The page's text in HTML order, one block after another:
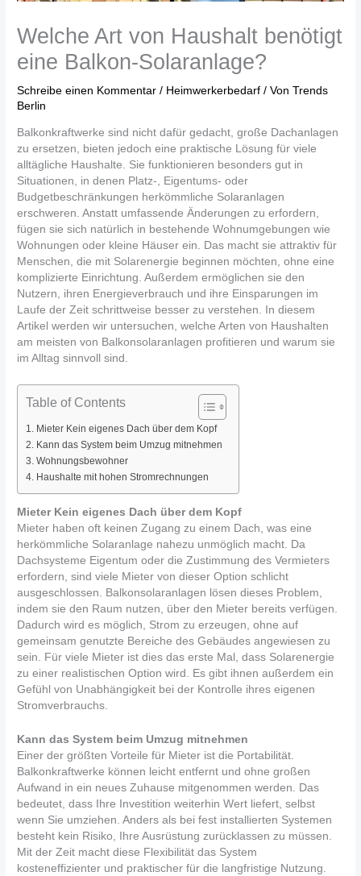
Welche Art von Haushalt benötigt
eine Balkon-Solaranlage?
Schreibe einen Kommentar / Heimwerkerbedarf / VonTrends
Berlin
Balkonkraftwerke sind nicht dafür gedacht, große Dachanlagen
zu ersetzen, bieten jedoch eine praktische Lösung für viele
alltägliche Haushalte. Sie funktionieren besonders gut in
Situationen, in denen Platz-, Eigentums- oder
Budgetbeschränkungen herkömmliche Solaranlagen
erschweren. Anstatt umfassende Änderungen zu erfordern,
fügen sie sich natürlich in bestehende Wohnumgebungen wie
Wohnungen oder kleine Häuser ein. Das macht sie attraktiv für
Menschen, die mit Solarenergie beginnen möchten, ohne eine
komplizierte Einrichtung. Außerdem ermöglichen sie den
Nutzern, ihren Energieverbrauch und ihre Einsparungen im
Laufe der Zeit schrittweise besser zu verstehen. In diesem
Artikel werden wir untersuchen, welche Arten von Haushalten
am meisten von Balkonsolaranlagen profitieren und warum sie
im Alltag sinnvoll sind.
Table of Contents
Mieter Kein eigenes Dach über dem Kopf
Kann das System beim Umzug mitnehmen
Wohnungsbewohner
Haushalte mit hohen Stromrechnungen
Mieter Kein eigenes Dach über dem Kopf
Mieter haben oft keinen Zugang zu einem Dach, was eine
herkömmliche Solaranlage nahezu unmöglich macht. Da
Dachsysteme Eigentum oder die Zustimmung des Vermieters
erfordern, sind viele Mieter von dieser Option schlicht
ausgeschlossen. Balkonsolaranlagen lösen dieses Problem,
indem sie den Raum nutzen, über den Mieter bereits verfügen.
Dadurch wird es möglich, Strom zu erzeugen, ohne auf
gemeinsam genutzte Bereiche des Gebäudes angewiesen zu
sein. Für viele Mieter ist dies das erste Mal, dass Solarenergie
zu einer realistischen Option wird. Es gibt ihnen außerdem ein
Gefühl von Unabhängigkeit bei der Kontrolle ihres eigenen
Stromverbrauchs.
Kann das System beim Umzug mitnehmen
Einer der größten Vorteile für Mieter ist die Portabilität.
Balkonkraftwerke können leicht entfernt und ohne großen
Aufwand in ein neues Zuhause mitgenommen werden. Das
bedeutet, dass Ihre Investition weiterhin Wert liefert, selbst
wenn Sie umziehen. Anders als bei fest installierten Systemen
besteht kein Risiko, Ihre Ausrüstung zurücklassen zu müssen.
Mit der Zeit macht diese Flexibilität das System
kosteneffizienter und praktischer für die langfristige Nutzung.